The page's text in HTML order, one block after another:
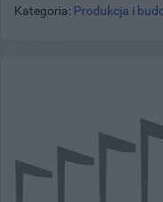
Kategoria: Produkcja i